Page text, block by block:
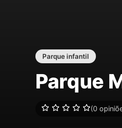
Parque infantil
Parque
(0